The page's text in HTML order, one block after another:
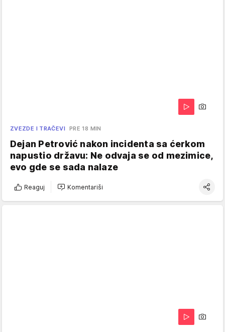
ZVEZDE I TRAČEVI PRE 18 MIN
Dejan Petrović nakon incidenta sa ćerkom
napustio državu: Ne odvaja se od mezimice,
evo gde se sada nalaze
Reaguj Komentariši